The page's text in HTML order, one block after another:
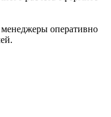
оперативно